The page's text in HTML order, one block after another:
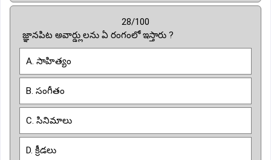
28/100
జ్ఞానపిట అవార్డ్లులను ఏ రంగంలో ఇస్తారు ?
A. సాహిత్యం
B. సంగీతం
C. సినిమాలు
D. క్రీడలు